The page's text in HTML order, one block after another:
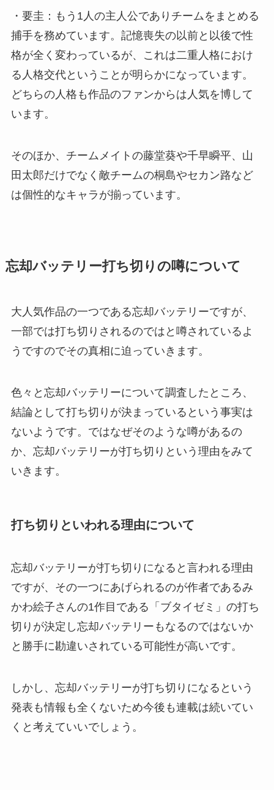
・要圭：もう1人の主人公でありチームをまとめる
捕手を務めています。記憶喪失の以前と以後で性
格が全く変わっているが、これは二重人格におけ
る人格交代ということが明らかになっています。
どちらの人格も作品のファンからは人気を博して
います。
そのほか、チームメイトの藤堂葵や千早瞬平、山
田太郎だけでなく敵チームの桐島やセカン路など
は個性的なキャラが揃っています。
忘却バッテリー打ち切りの噂について
大人気作品の一つである忘却バッテリーですが、
一部では打ち切りされるのではと噂されているよ
うですのでその真相に迫っていきます。
色々と忘却バッテリーについて調査したところ、
結論として打ち切りが決まっているという事実は
ないようです。ではなぜそのような噂があるの
か、忘却バッテリーが打ち切りという理由をみて
いきます。
打ち切りといわれる理由について
忘却バッテリーが打ち切りになると言われる理由
ですが、その一つにあげられるのが作者であるみ
かわ絵子さんの1作目である「ブタイゼミ」の打ち
切りが決定し忘却バッテリーもなるのではないか
と勝手に勘違いされている可能性が高いです。
しかし、忘却バッテリーが打ち切りになるという
発表も情報も全くないため今後も連載は続いてい
くと考えていいでしょう。